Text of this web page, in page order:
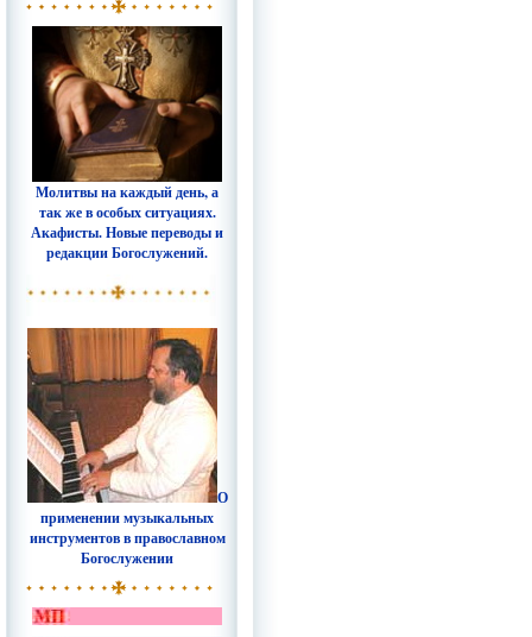
Молитвы на каждый день, а
так же в особых ситуациях.
Акафисты. Новые переводы и
редакции Богослужений.
О
применении музыкальных
инструментов в православном
Богослужении